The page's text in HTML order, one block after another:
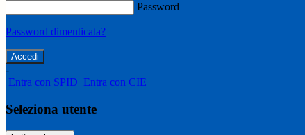
Password
Password dimenticata?
-
Entra con SPID Entra con CIE
Seleziona utente